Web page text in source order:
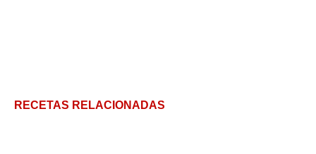
RECETAS RELACIONADAS